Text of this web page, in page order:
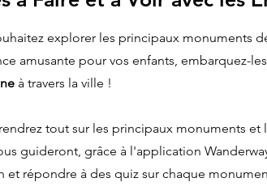
explorer les principaux monuments
amusante pour vos enfants, embarquez-
à travers la ville !
tout sur les principaux monuments et
guideront, grâce à l'application
et répondre à des quiz sur chaque